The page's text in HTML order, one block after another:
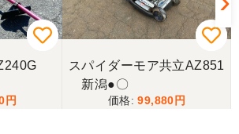
スパイダーモア共立AZ851
新潟●〇
99,880